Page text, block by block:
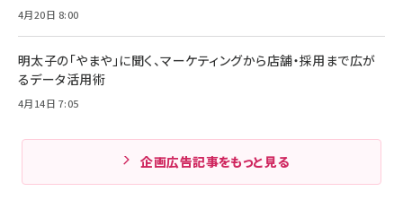
4月20日 8:00
明太子の「やまや」に聞く、マーケティングから店舗・採用まで広が
るデータ活用術
4月14日 7:05
企画広告記事をもっと見る